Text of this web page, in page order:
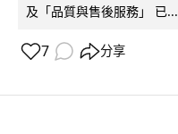
及「品質與售後服務」 已...
7 分享